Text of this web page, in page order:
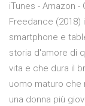
iTunes - Amazon -
Freedance
smartphone e
storia d'amore di
vita e che dura il
uomo maturo che
una donna più